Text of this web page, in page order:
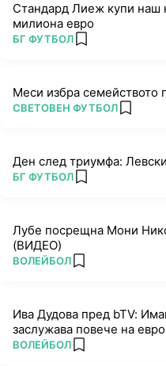
Стандард Лиеж купи наш
милиона евро
ПОВЕЧЕ ОТ
БГ ФУТБОЛ add favorites
Меси избра семейството
ПОВЕЧЕ ОТ
СВЕТОВЕН ФУТБОЛ add
Ден след триумфа:
ПОВЕЧЕ ОТ
БГ ФУТБОЛ add favorites
Лубе посрещна Мони
(ВИДЕО)
ПОВЕЧЕ ОТ
ВОЛЕЙБОЛ add favorites
Ива Дудова пред bTV:
заслужава повече на
ПОВЕЧЕ ОТ
ВОЛЕЙБОЛ add favorites